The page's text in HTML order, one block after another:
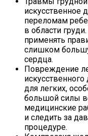
искусственное
переломам
в области
применять
слишком
сердца.
Повреждение
для легких,
большой силы
медицинские
и следить за
процедуре.